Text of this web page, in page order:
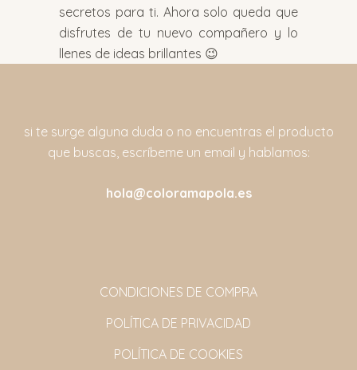
secretos para ti. Ahora solo queda que
disfrutes de tu nuevo compañero y lo
llenes de ideas brillantes 😉
si te surge alguna duda o no encuentras el producto
que buscas, escríbeme un email y hablamos:
hola@coloramapola.es
CONDICIONES DE COMPRA
POLÍTICA DE PRIVACIDAD
POLÍTICA DE COOKIES